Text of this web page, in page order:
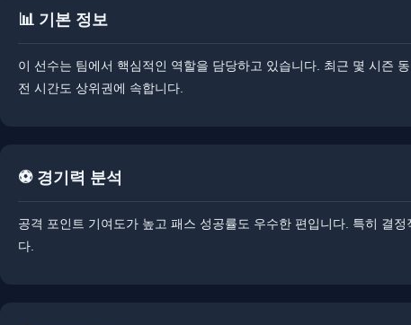
📊 기본 정보
이 선수는 팀에서 핵심적인 역할을 담당하고 있습니다. ​​최근 몇 시즌
전 시간도 상위권에 속합니다.
⚽ 경기력 분석
공격 포인트 기여도가 높고 패스 성공률도 우수한 편입니다. ​특히 결
다.